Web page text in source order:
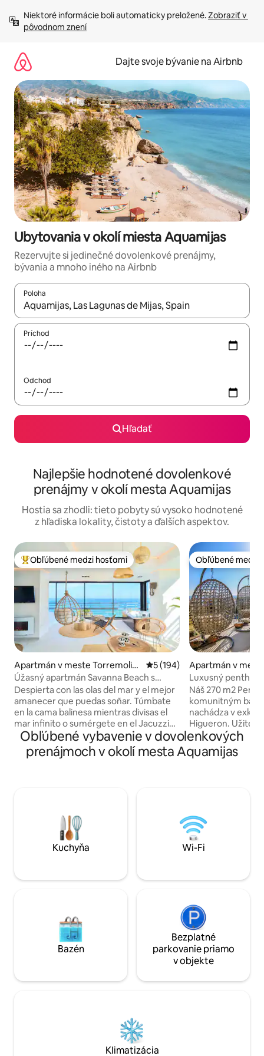
obsah.
Niektoré informácie boli automaticky preložené. Zobraziť v
pôvodnom znení
Dajte svoje bývanie na Airbnb
Ubytovania v okolí miesta Aquamijas
Rezervujte si jedinečné dovolenkové prenájmy,
bývania a mnoho iného na Airbnb
Poloha
Keď budú výsledky k dispozícii, môžete si ich prechádzať
Príchod
Odchod
Hľadať
Najlepšie hodnotené dovolenkové
prenájmy v okolí mesta Aquamijas
Hostia sa zhodli: tieto pobyty sú vysoko hodnotené
z hľadiska lokality, čistoty a ďalších aspektov.
Najobľúbenejšie medzi hosťami
Obľúbené medzi hosťami
Apartmán v meste Torremolin
os
Priemerné ohodnotenie 5 z
5 (194)
Úžasný apartmán Savanna Beach s
vírivkou
Despierta con las olas del mar y el mejor
amanecer que puedas soñar. Túmbate
en la cama balinesa mientras divisas el
mar infinito o sumérgete en el Jacuzzi
climatizado mientras te tomas una copa
de cava. El Savanna Beach está pensado
para pasar unas vacaciones relajantes en
estilo boho, natural y étnico. La
iluminación por la noche es muy
acogedora y romántica y las vistas son
increíbles. Las cristaleras del salón se
la zona de la terraza hay una gran cama
una zona de asientos para poder
relajarte leyendo un libro o tomando un
cóctel. El apartamento dispone de dos
habitaciones con vistas al mar. Una de
luminoso. Tanto las cristaleras del salón
entre una zona y otra a la hora de
dormir. Las dos camas de las
habitaciones son de 150x190 con buenos
Obľúbené medzi
Obľúbené medzi
Apartmán v
dena
Luxusný
a výhľadom na
Náš 270 m2
komunitným
nachádza v
Higueron. Užite
na more, pešiu
piesočnatých
hviezdičkový
prístupový lístok.
autobus
zavezie vás na
na vlakové
Obľúbené vybavenie v dovolenkových
prenájmoch v okolí mesta Aquamijas
Kuchyňa Wi-Fi
Bazén
Bezplatné
parkovanie priamo
v objekte
Klimatizácia